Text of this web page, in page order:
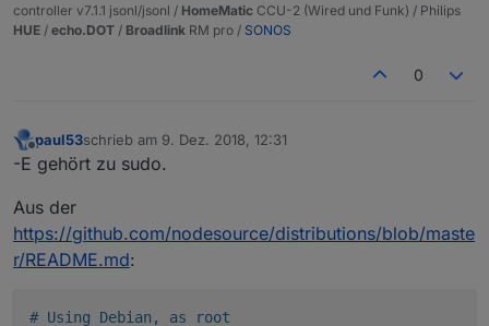
controller v7.1.1 jsonl/jsonl / HomeMatic CCU-2 (Wired und Funk) / Philips
HUE / echo.DOT / Broadlink RM pro / SONOS
0
Offline
paul53schrieb am 9. Dez. 2018, 12:31
zuletzt editiert von
-E gehört zu sudo.
Aus der
https://github.com/nodesource/distributions/blob/maste
r/README.md:
# Using Debian, as root